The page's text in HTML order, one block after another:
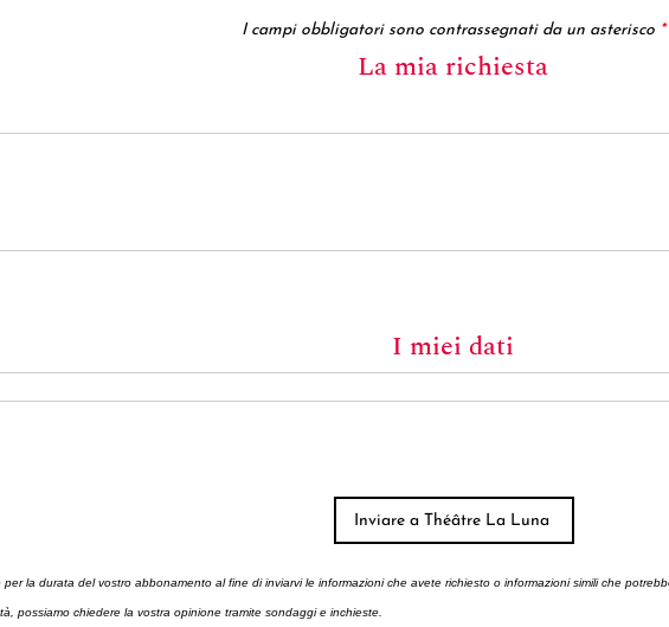
I campi obbligatori sono contrassegnati da un asterisco *
La mia richiesta
I miei dati
la durata del vostro abbonamento al fine di inviarvi le informazioni che avete richiesto o informazioni simili che
possiamo chiedere la vostra opinione tramite sondaggi e inchieste.